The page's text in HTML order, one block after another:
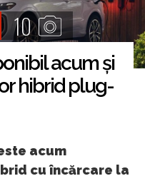
10
acum și
hibrid plug-
acum
cu încărcare la